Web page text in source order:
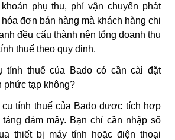
phụ thu, phí vận chuyển phát
đơn bán hàng mà khách hàng chi
đều cấu thành nên tổng doanh thu
thuế theo quy định.
tính thuế của Bado có cần cài đặt
phức tạp không?
cụ tính thuế của Bado được tích hợp
đám mây. Bạn chỉ cần nhập số
thiết bị máy tính hoặc điện thoại